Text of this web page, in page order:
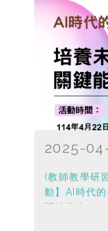
2025-
(教師教學研
動】AI時代
關鍵能力